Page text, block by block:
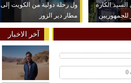
الكاره
للجمهوريين
ول رحلة دولية من الكويت إلى
مطار دير الزور
آخر الاخبار